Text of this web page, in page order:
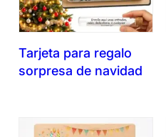
Tarjeta para regalo
sorpresa de navidad